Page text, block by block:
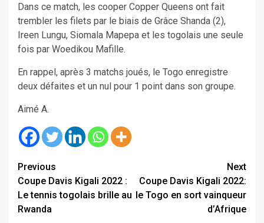
Dans ce match, les cooper Copper Queens ont fait
trembler les filets par le biais de Grâce Shanda (2),
Ireen Lungu, Siomala Mapepa et les togolais une seule
fois par Woedikou Mafille.
En rappel, après 3 matchs joués, le Togo enregistre
deux défaites et un nul pour 1 point dans son groupe.
Aimé A.
Continue
Reading
Previous
Coupe Davis Kigali 2022 :
Le tennis togolais brille au
Rwanda
Next
Coupe Davis Kigali 2022:
le Togo en sort vainqueur
d’Afrique